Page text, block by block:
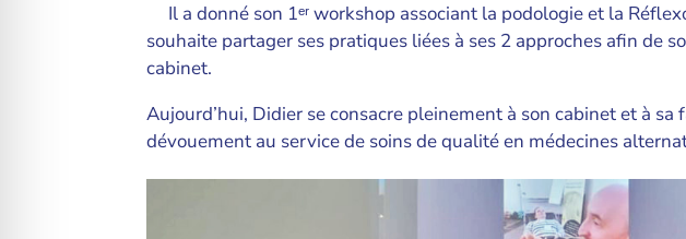
Il a donné son 1ᵉʳ workshop associant la podologie et la
souhaite partager ses pratiques liées à ses 2 approches afin de
cabinet.
Aujourd’hui, Didier se consacre pleinement à son cabinet et à
dévouement au service de soins de qualité en médecines